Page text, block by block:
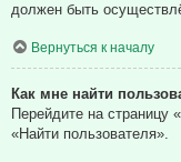
должен быть
Вернуться к началу
Как мне найти
Перейдите на страницу
«Найти пользователя».